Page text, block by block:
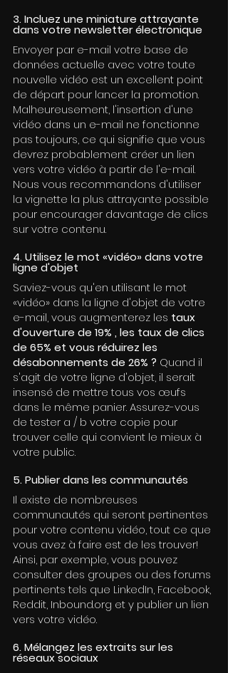
3. Incluez une miniature attrayante
dans votre newsletter électronique
Envoyer par e-mail votre base de
données actuelle avec votre toute
nouvelle vidéo est un excellent point
de départ pour lancer la promotion.
Malheureusement, l'insertion d'une
vidéo dans un e-mail ne fonctionne
pas toujours, ce qui signifie que vous
devrez probablement créer un lien
vers votre vidéo à partir de l'e-mail.
Nous vous recommandons d'utiliser
la vignette la plus attrayante possible
pour encourager davantage de clics
sur votre contenu.
4. Utilisez le mot «vidéo» dans votre
ligne d'objet
Saviez-vous qu'en utilisant le mot
«vidéo» dans la ligne d'objet de votre
e-mail, vous augmenterez les taux
d'ouverture de 19% , les taux de clics
de 65% et vous réduirez les
désabonnements de 26% ? Quand il
s'agit de votre ligne d'objet, il serait
insensé de mettre tous vos œufs
dans le même panier. Assurez-vous
de tester a / b votre copie pour
trouver celle qui convient le mieux à
votre public.
5. Publier dans les communautés
Il existe de nombreuses
communautés qui seront pertinentes
pour votre contenu vidéo, tout ce que
vous avez à faire est de les trouver!
Ainsi, par exemple, vous pouvez
consulter des groupes ou des forums
pertinents tels que LinkedIn, Facebook,
Reddit, Inbound.org et y publier un lien
vers votre vidéo.
6. Mélangez les extraits sur les
réseaux sociaux